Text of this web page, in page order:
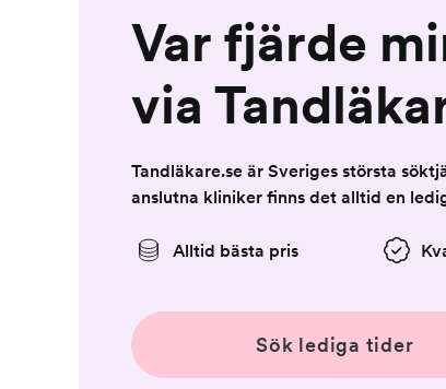
Var fjärde
via
Tandläkare.se är Sveriges största
anslutna kliniker finns det alltid en
Alltid bästa pris
Sök lediga tider